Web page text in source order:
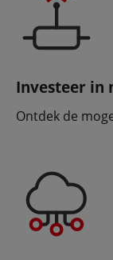
Investeer in
Ontdek de